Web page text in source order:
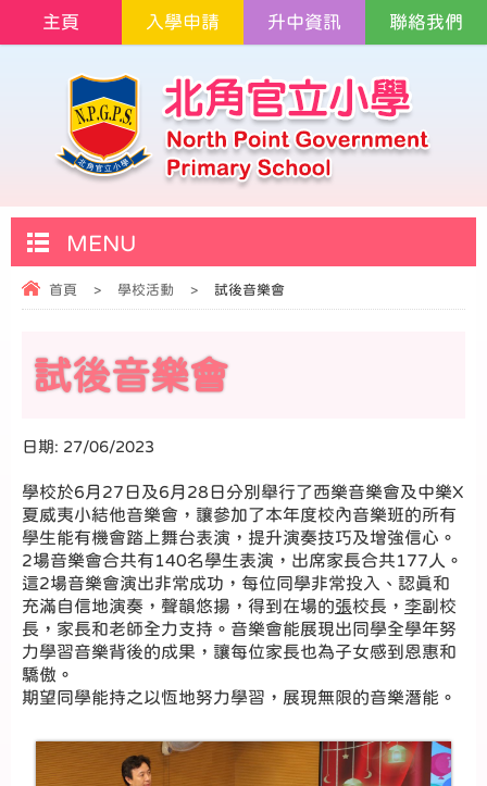
主頁 入學申請 升中資訊 聯絡我們
MENU
首頁 > 學校活動 > 試後音樂會
試後音樂會
日期: 27/06/2023
學校於6月27日及6月28日分別舉行了西樂音樂會及中樂X
夏威夷小結他音樂會，讓參加了本年度校內音樂班的所有
學生能有機會踏上舞台表演，提升演奏技巧及增強信心。
2場音樂會合共有140名學生表演，出席家長合共177人。
這2場音樂會演出非常成功，每位同學非常投入、認真和
充滿自信地演奏，聲韻悠揚，得到在場的張校長， 李副校
長，家長和老師全力支持。音樂會能展現出同學全學年努
力學習音樂背後的成果，讓每位家長也為子女感到恩惠和
驕傲。
期望同學能持之以恆地努力學習，展現無限的音樂潛能。